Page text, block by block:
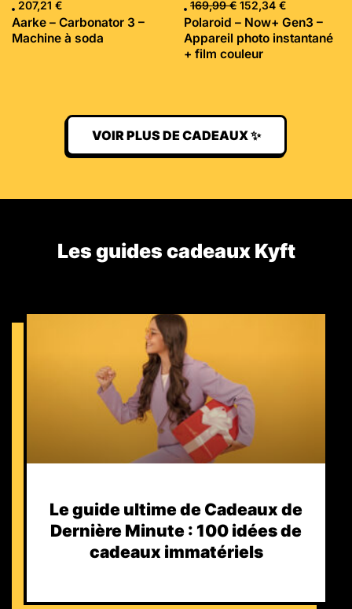
207,21 €
Aarke – Carbonator 3 –
Machine à soda
169,99€ 152,34 €
Polaroid – Now+ Gen3 –
Appareil photo instantané
+ film couleur
VOIR PLUS DE CADEAUX ✨
Les guides cadeaux Kyft​
Le guide ultime de Cadeaux de
Dernière Minute : 100 idées de
cadeaux immatériels